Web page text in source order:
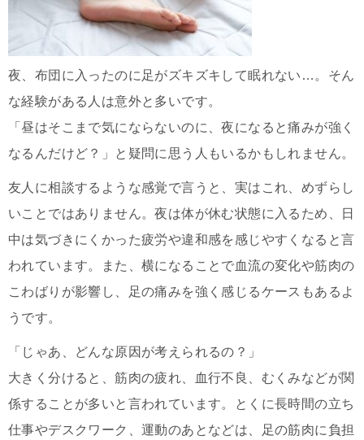
夜、布団に入ったのに足がズキズキして眠れない…。そん
な経験がある人は意外と多いです。
「昼はそこまで気にならないのに、夜になると痛みが強く
なるんだけど？」と疑問に思う人もいるかもしれません。
友人に相談するような感覚で言うと、実はこれ、めずらし
いことではありません。夜は体が休む状態に入るため、日
中は気づきにくかった疲労や違和感を感じやすくなると言
われています。また、横になることで血流の変化や筋肉の
こわばりが影響し、足の痛みを強く感じるケースもあるよ
うです。
「じゃあ、どんな原因が考えられるの？」
大きく分けると、筋肉の疲れ、血行不良、むくみなどが関
係することが多いと言われています。とくに長時間の立ち
仕事やデスクワーク、運動のあとなどは、足の筋肉に負担